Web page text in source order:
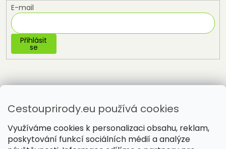
Cestouprirody.eu používá cookies
Využíváme cookies k personalizaci obsahu, reklam,
poskytování funkcí sociálních médií a analýze
E-mail
Přihlásit
se